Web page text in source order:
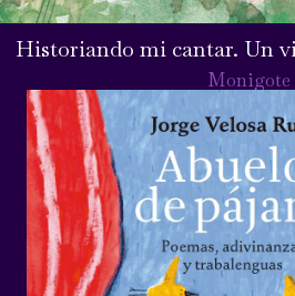
Historiando mi cantar. Un
Monigote